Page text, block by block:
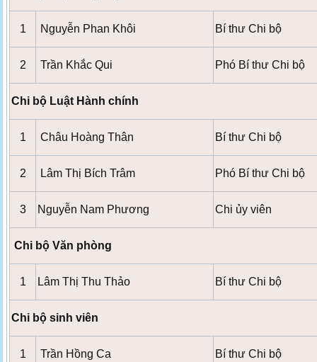
1 Nguyễn Phan Khôi Bí thư Chi bộ
2 Trần Khắc Qui Phó Bí thư Chi bộ
Chi bộ Luật Hành chính
1 Châu Hoàng Thân Bí thư Chi bộ
2 Lâm Thị Bích Trâm Phó Bí thư Chi bộ
3 Nguyễn Nam Phương Chi ủy viên
Chi bộ Văn phòng
1 Lâm Thị Thu Thảo Bí thư Chi bộ
Chi bộ sinh viên
1 Trần Hồng Ca Bí thư Chi bộ